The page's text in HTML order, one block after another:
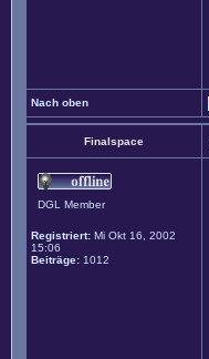
Nach oben
Finalspace
DGL Member
Registriert: Mi Okt 16, 2002
15:06
Beiträge: 1012